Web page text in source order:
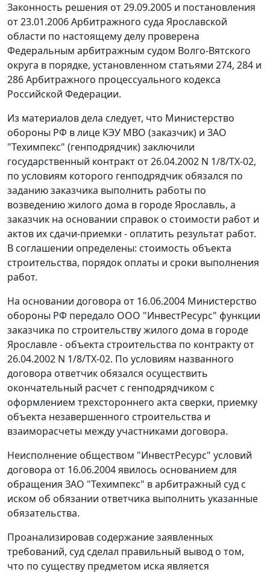
Законность решения от 29.09.2005 и постановления
от 23.01.2006 Арбитражного суда Ярославской
области по настоящему делу проверена
Федеральным арбитражным судом Волго-Вятского
округа в порядке, установленном статьями 274, 284 и
286Арбитражного процессуального кодекса
Российской Федерации.
Из материалов дела следует, что Министерство
обороны РФ в лице КЭУ МВО (заказчик) и ЗАО
"Техимпекс" (генподрядчик) заключили
государственный контракт от 26.04.2002 N 1/8/ТХ-02,
по условиям которого генподрядчик обязался по
заданию заказчика выполнить работы по
возведению жилого дома в городе Ярославль, а
заказчик на основании справок о стоимости работ и
актов их сдачи-приемки - оплатить результат работ.
В соглашении определены: стоимость объекта
строительства, порядок оплаты и сроки выполнения
работ.
На основании договора от 16.06.2004 Министерство
обороны РФ передало ООО "ИнвестРесурс" функции
заказчика по строительству жилого дома в городе
Ярославле - объекта строительства по контракту от
26.04.2002 N 1/8/ТХ-02. По условиям названного
договора ответчик обязался осуществить
окончательный расчет с генподрядчиком с
оформлением трехстороннего акта сверки, приемку
объекта незавершенного строительства и
взаиморасчеты между участниками договора.
Неисполнение обществом "ИнвестРесурс" условий
договора от 16.06.2004 явилось основанием для
обращения ЗАО "Техимпекс" в арбитражный суд с
иском об обязании ответчика выполнить указанные
обязательства.
Проанализировав содержание заявленных
требований, суд сделал правильный вывод о том,
что по существу предметом иска является